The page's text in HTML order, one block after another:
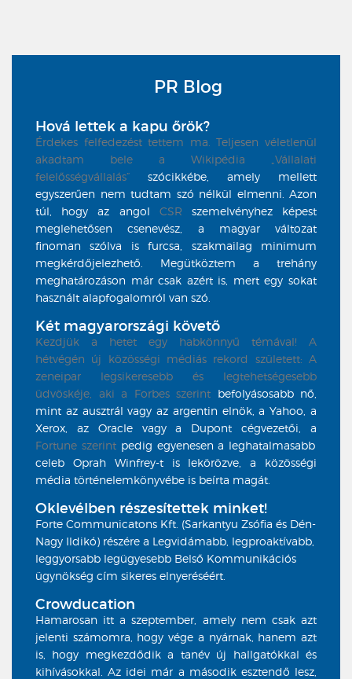
PR Blog
Hová lettek a kapu őrök?
Érdekes felfedezést tettem ma. Teljesen véletlenül
akadtam bele a Wikipédia
„Vállalati
felelősségvállalás” szócikkébe, amely mellett
egyszerűen nem tudtam szó nélkül elmenni. Azon
túl, hogy az angol CSR szemelvényhez képest
meglehetősen csenevész, a magyar változat
finoman szólva is furcsa, szakmailag minimum
megkérdőjelezhető. Megütköztem a trehány
meghatározáson már csak azért is, mert egy sokat
használt alapfogalomról van szó.
Két magyarországi követő
Kezdjük a hetet egy habkönnyű témával! A
hétvégén új közösségi médiás rekord született: A
zeneipar legsikeresebb és legtehetségesebb
üdvöskéje, aki a Forbes szerint befolyásosabb nő,
mint az ausztrál vagy az argentin elnök, a Yahoo, a
Xerox, az Oracle vagy a Dupont cégvezetői, a
Fortune szerint pedig egyenesen a leghatalmasabb
celeb Oprah Winfrey-t is lekörözve, a közösségi
média történelemkönyvébe is beírta magát.
Oklevélben részesítettek minket!
Forte Communicatons Kft. (Sarkantyu Zsófia és Dén-
Nagy Ildikó) részére a Legvidámabb, legproaktívabb,
leggyorsabb legügyesebb Belső Kommunikációs
ügynökség cím sikeres elnyeréséért.
Crowducation
Hamarosan itt a szeptember, amely nem csak azt
jelenti számomra, hogy vége a nyárnak, hanem azt
is, hogy megkezdődik a tanév új hallgatókkal és
kihívásokkal. Az idei már a második esztendő lesz,